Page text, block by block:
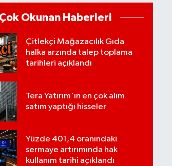
Çok Okunan Haberleri
Çitlekçi Mağazacılık Gıda
halka arzında talep toplama
tarihleri açıklandı
Tera Yatırım'ın en çok alım
satım yaptığı hisseler
Yüzde 401,4 oranındaki
sermaye artırımında hak
kullanım tarihi açıklandı